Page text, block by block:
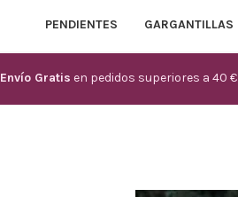
PENDIENTES GARGANTILLAS
Envío Gratis en pedidos superiores a 40 €